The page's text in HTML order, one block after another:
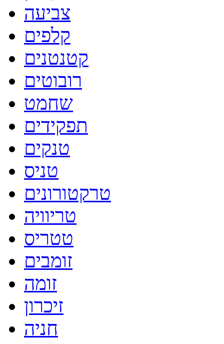
צביעה
קלפים
קטנטנים
רובוטים
שחמט
תפקידים
טנקים
טניס
טרקטורונים
טריוויה
טטריס
זומבים
זומה
זיכרון
חניה